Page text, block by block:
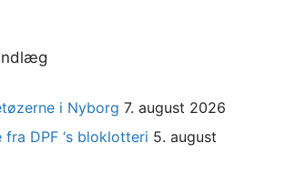
i Nyborg 7. august 2026
DPF ‘s bloklotteri 5. august